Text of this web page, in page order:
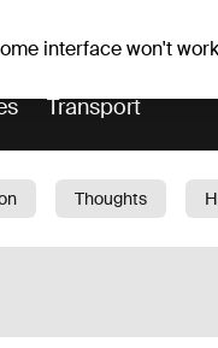
interface won't
Transport
Thoughts